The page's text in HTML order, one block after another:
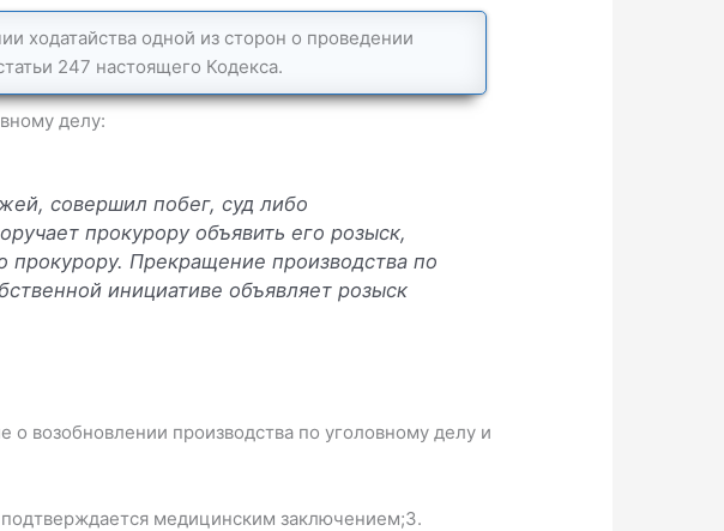
ходатайства одной из сторон о проведении
247 настоящего Кодекса.
делу:
совершил побег, суд либо
прокурору объявить его розыск,
прокурору. Прекращение производства по
инициативе объявляет розыск
возобновлении производства по уголовному делу и
медицинским заключением;3.